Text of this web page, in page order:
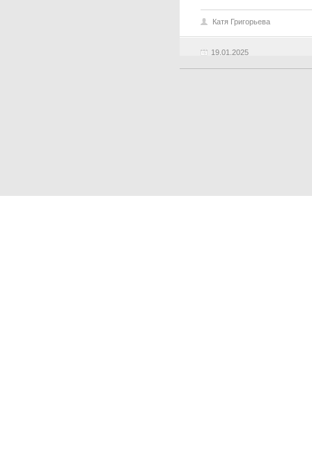
19.01.2025
Катя Григорьева